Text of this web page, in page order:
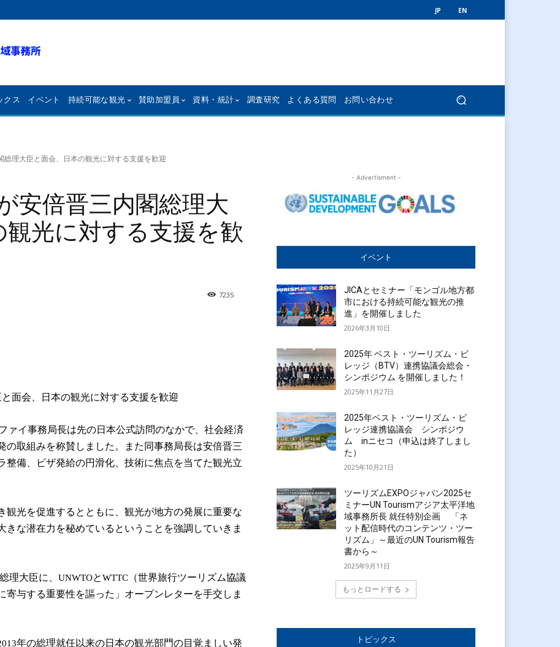
JP EN
クス イベント 持続可能な観光 賛助加盟員 資料・統計 調査研究 よくある質問 お問い合わせ
理大臣と面会、日本の観光に対する支援を歓迎
安倍晋三内閣総理大
観光に対する支援を歓
7235
面会、日本の観光に対する支援を歓迎
ァイ事務局長は先の日本公式訪問のなかで、社会経済
取組みを称賛しました。また同事務局長は安倍晋三
整備、ビザ発給の円滑化、技術に焦点を当てた観光立
光を促進するとともに、観光が地方の発展に重要な
な潜在力を秘めているということを強調していきま
理大臣に、 UNWTOとWTTC
（世界旅行ツーリズム協議
与する重要性を謳った」オープンレターを手交しま
年の総理就任以来の日本の観光部門の目覚ましい発
- Advertisment -
イベント
JICAとセミナー「モンゴル地方都
市における持続可能な観光の推
進」を開催しました
2026年3月10日
2025年 ベスト・ツーリズム・ビ
レッジ（BTV）連携協議会総会・
シンポジウム を開催しました！
2025年11月27日
2025年ベスト・ツーリズム・ビ
レッジ連携協議会 シンポジウ
ム inニセコ（申込は終了しまし
た）
2025年10月21日
ツーリズムEXPOジャパン2025セ
ミナーUN Tourismアジア太平洋地
域事務所長 就任特別企画 「ネ
ット配信時代のコンテンツ・ツー
リズム」～最近のUN Tourism報告
書から～
2025年9月11日
もっとロードする
トピックス